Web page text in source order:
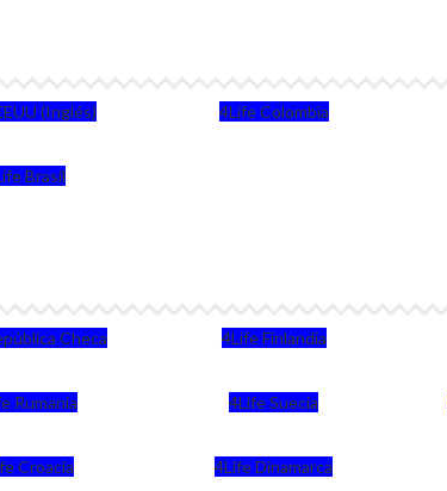
(Inglés) 4Life Colombia
Brasil
Checa 4Life Finlandia
Rumania 4Life Suecia
Croacia 4Life Dinamarca